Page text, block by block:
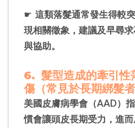
☛ 這類落髮通常發生得較
現相關徵象，建議及早尋
與協助。
6. 髮型造成的牽引性
傷（常見於長期綁髮者
美國皮膚病學會（AAD）
慣會讓頭皮長期受力，進